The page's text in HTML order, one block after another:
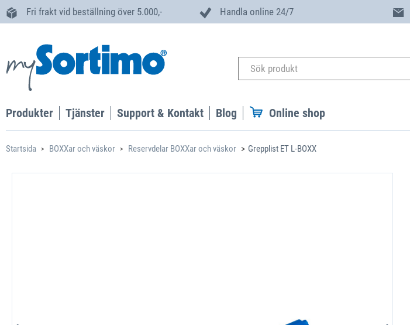
Fri frakt vid beställning över 5.000,- Handla online 24/7
Produkter Tjänster Support & Kontakt Blog Online shop
Startsida BOXXar och väskor Reservdelar BOXXar och väskor Grepplist ET L-BOXX